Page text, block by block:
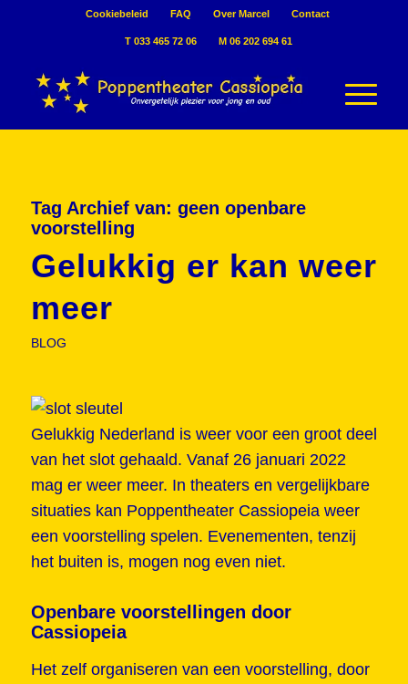
Cookiebeleid FAQ Over Marcel Contact
T 033 465 72 06 M 06 202 694 61
Tag Archief van: geen openbare
voorstelling
Gelukkig er kan weer
meer
BLOG
Gelukkig Nederland is weer voor een groot deel
van het slot gehaald. Vanaf 26 januari 2022
mag er weer meer. In theaters en vergelijkbare
situaties kan Poppentheater Cassiopeia weer
een voorstelling spelen. Evenementen, tenzij
het buiten is, mogen nog even niet.
Openbare voorstellingen door
Cassiopeia
Het zelf organiseren van een voorstelling, door